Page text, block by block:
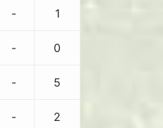
- 1
- 0
- 5
- 2